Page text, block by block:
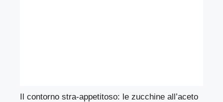
Il contorno stra-appetitoso: le zucchine all’aceto